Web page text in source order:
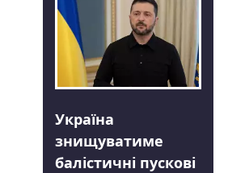
Україна
знищуватиме
балістичні пускові